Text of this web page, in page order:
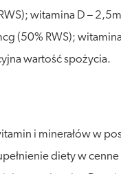
witamina D –
(50% RWS);
wartość spożycia.
i minerałów w
diety w